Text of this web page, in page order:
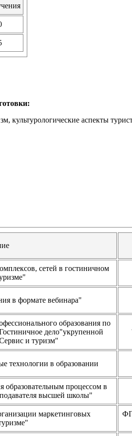
культурологические аспекты
сетей в гостиничном
в формате вебинара"
образования по
дело"укрупенной
и туризм"
технологии в образовании
образовательным процессом в
высшей школы"
маркетинговых